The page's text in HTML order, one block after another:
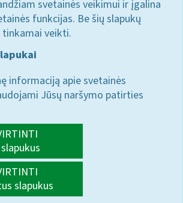
svetainės veikimui ir įgalina
funkcijas. Be šių slapukų
veikti.
informaciją apie svetainės
Jūsų naršymo patirties
slapukus